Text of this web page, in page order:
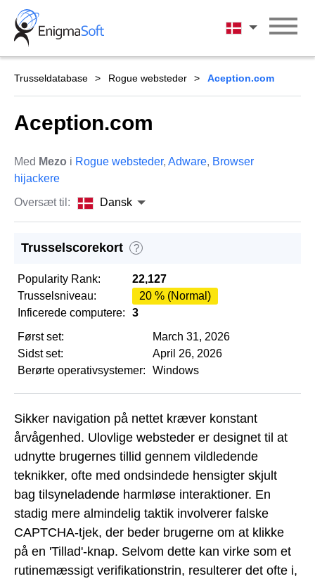
Skip
content
Dansk
Trusseldatabase Rogue websteder Aception.com
Aception.com
Med Mezo i Rogue websteder, Adware, Browser
hijackere
Oversæt til:
Dansk
Trusselscorekort ?
Popularity Rank:
22,127
Trusselsniveau:
20 % (Normal)
Inficerede computere:
3
Først set:
March 31, 2026
Sidst set:
April 26, 2026
Berørte operativsystemer:
Windows
Sikker navigation på nettet kræver konstant
årvågenhed. Ulovlige websteder er designet til at
udnytte brugernes tillid gennem vildledende
teknikker, ofte med ondsindede hensigter skjult
bag tilsyneladende harmløse interaktioner. En
stadig mere almindelig taktik involverer falske
CAPTCHA-tjek, der beder brugerne om at klikke
på en 'Tillad'-knap. Selvom dette kan virke som et
rutinemæssigt verifikationstrin, resulterer det ofte i,